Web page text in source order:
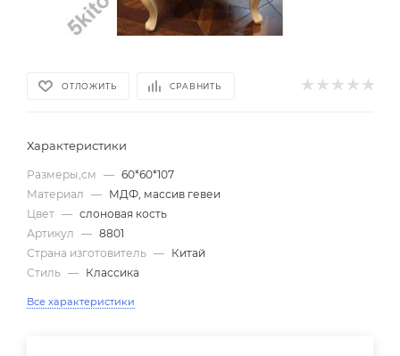
ОТЛОЖИТЬ СРАВНИТЬ
Характеристики
Размеры,см — 60*60*107
Материал — МДФ, массив гевеи
Цвет — слоновая кость
Артикул — 8801
Страна изготовитель — Китай
Стиль — Классика
Все характеристики